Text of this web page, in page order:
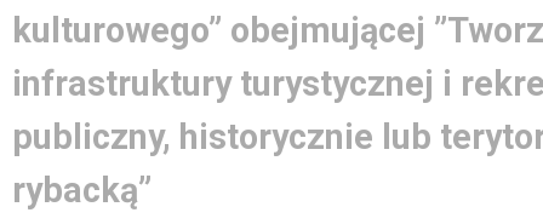
kulturowego” obejmującej
infrastruktury turystycznej i
publiczny, historycznie lub
rybacką”